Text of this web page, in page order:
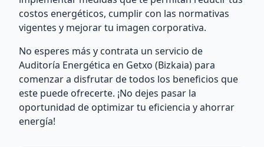
costos energéticos, cumplir con las normativas
vigentes y mejorar tu imagen corporativa.
No esperes más y contrata un servicio de
Auditoría Energética en Getxo (Bizkaia) para
comenzar a disfrutar de todos los beneficios que
este puede ofrecerte. ¡No dejes pasar la
oportunidad de optimizar tu eficiencia y ahorrar
energía!